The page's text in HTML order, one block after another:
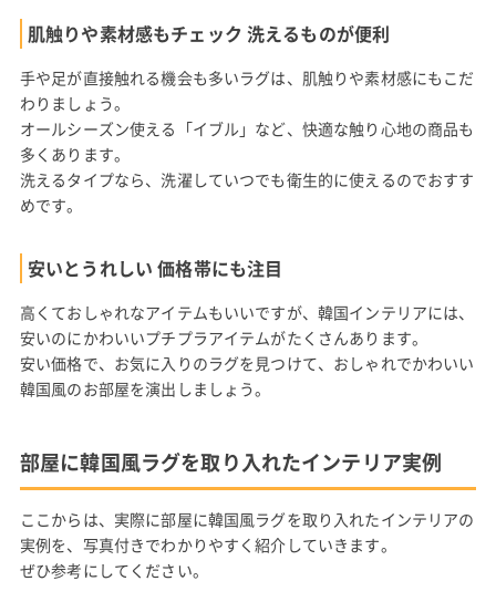
肌触りや素材感もチェック 洗えるものが便利
手や足が直接触れる機会も多いラグは、肌触りや素材感にもこだ
わりましょう。
オールシーズン使える「イブル」など、快適な触り心地の商品も
多くあります。
洗えるタイプなら、洗濯していつでも衛生的に使えるのでおすす
めです。
安いとうれしい 価格帯にも注目
高くておしゃれなアイテムもいいですが、韓国インテリアには、
安いのにかわいいプチプラアイテムがたくさんあります。
安い価格で、お気に入りのラグを見つけて、おしゃれでかわいい
韓国風のお部屋を演出しましょう。
部屋に韓国風ラグを取り入れたインテリア実例
ここからは、実際に部屋に韓国風ラグを取り入れたインテリアの
実例を、写真付きでわかりやすく紹介していきます。
ぜひ参考にしてください。